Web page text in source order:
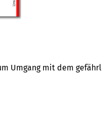
Um­gang mit dem